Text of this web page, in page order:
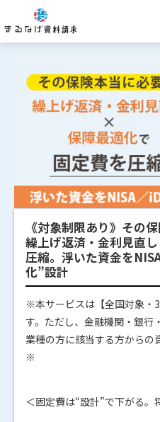
《対象制限あり》その
繰上げ返済・金利見直
圧縮。浮いた資金を
化”設計
※本サービスは【全国対象・
す。ただし、金融機関・銀行
業種の方に該当する方からの
※
＜固定費は“設計”で下がる。